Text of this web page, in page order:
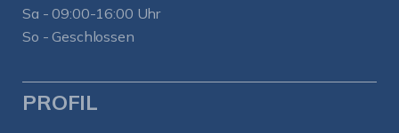
Sa - 09:00-16:00 Uhr
So - Geschlossen
PROFIL